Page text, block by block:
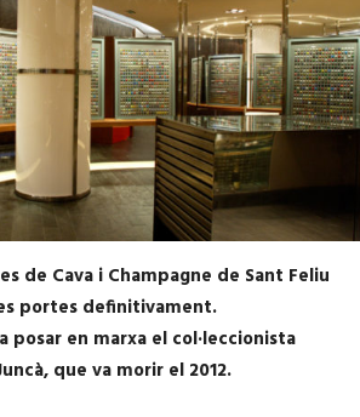
de Cava i Champagne de Sant Feliu
portes definitivament.
posar en marxa el col·leccionista
que va morir el 2012.